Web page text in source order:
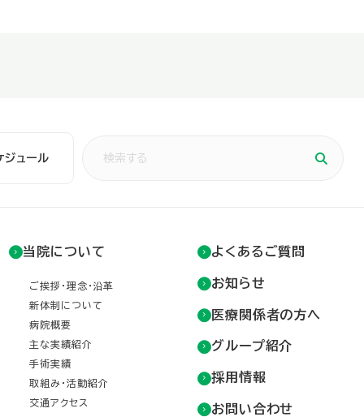
ジュール
当院について
ご挨拶・理念・沿革
新体制について
病院概要
主な実績紹介
手術実績
取組み・活動紹介
交通アクセス
よくあるご質問
お知らせ
医療関係者の方へ
グループ紹介
採用情報
お問い合わせ